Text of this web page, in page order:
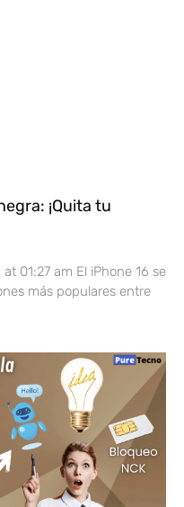
¡Quita tu
01:27 am El iPhone 16 se
más populares entre